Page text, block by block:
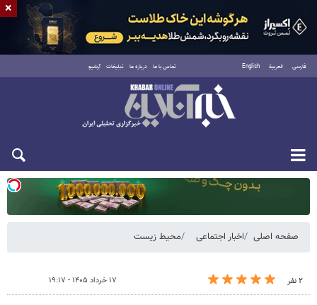
فارسی العربية English تماس با ما درباره ما تبلیغات آرشیو
یکشنبه ۱۸ مرداد ۱۴۰۵
صفحه اصلی اخبار اجتماعی محیط زیست
۲ نفر ۱۷ خرداد ۱۴۰۵ - ۱۹:۱۷
×